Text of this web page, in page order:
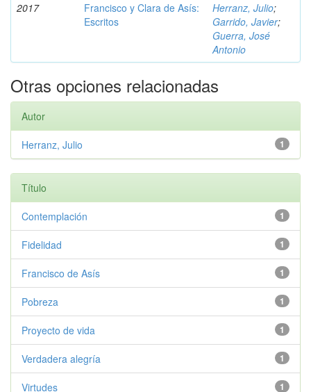
2017
Francisco y Clara de Asís:
Escritos
Herranz, Julio;
Garrido, Javier;
Guerra, José
Antonio
Otras opciones relacionadas
Autor
1
Herranz, Julio
Título
1
Contemplación
1
Fidelidad
1
Francisco de Asís
1
Pobreza
1
Proyecto de vida
1
Verdadera alegría
1
Virtudes